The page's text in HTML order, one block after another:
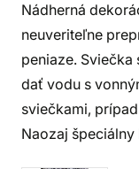
Nádherná
neuveriteľne
peniaze.
dať vodu s
sviečkami,
Naozaj špeciálny